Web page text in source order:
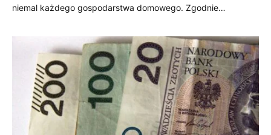
niemal każdego gospodarstwa domowego. Zgodnie…